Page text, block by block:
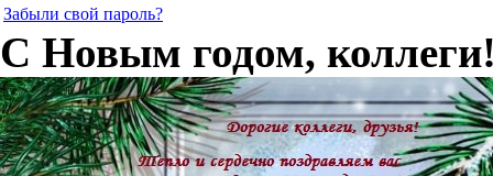
Забыли свой пароль?
С Новым годом,